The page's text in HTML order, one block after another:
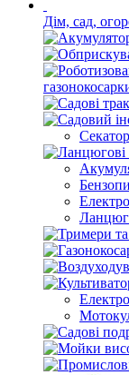
Дім, сад,